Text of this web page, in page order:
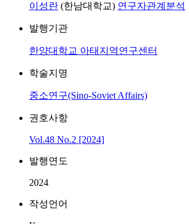
이성란 (한남대학교) 연구자관계분석
발행기관
한양대학교 아태지역연구센터
학술지명
중소연구(Sino-Soviet Affairs)
권호사항
Vol.48 No.2 [2024]
발행연도
2024
작성언어